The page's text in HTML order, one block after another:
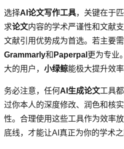
选择AI论文写作工具，关键在于
求论文内容的学术严谨性和文献支
文献引用优势成为首选。若主要
Grammarly和 Paperpal 更为专业
大的用户， 小绿鲸能极大提升效率
务必注意，任何AI生成论文工具
过你本人的深度修改、润色和核
性。合理使用这些工具作为效率
底线，才能让AI真正为你的学术之